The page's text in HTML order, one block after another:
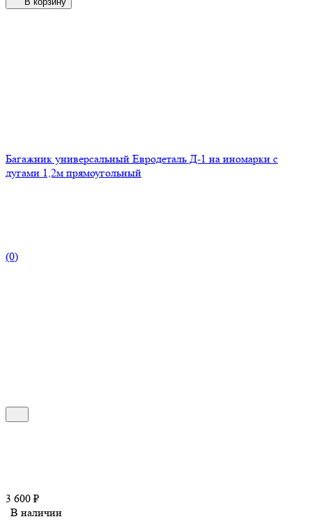
Багажник универсальный Евродеталь Д-1 на иномарки с
дугами 1,2м прямоугольный
(0)
3 600 ₽
В наличии